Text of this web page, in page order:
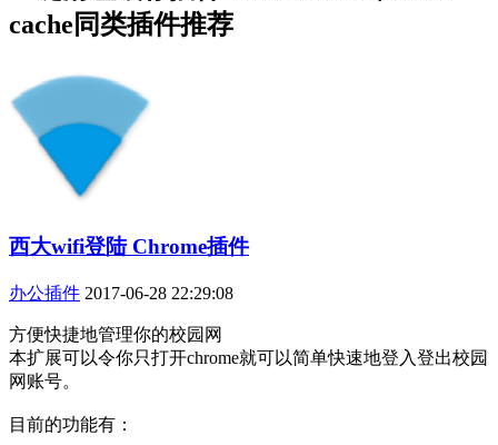
cache同类插件推荐
西大wifi登陆 Chrome插件
办公插件 2017-06-28 22:29:08
方便快捷地管理你的校园网
本扩展可以令你只打开chrome就可以简单快速地登入登出校园
网账号。
目前的功能有：